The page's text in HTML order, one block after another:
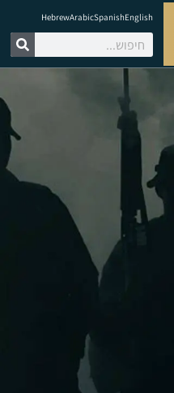
English
Spanish
Arabic
Hebrew